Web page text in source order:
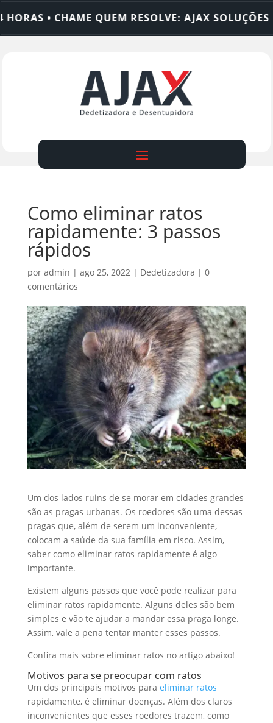
• CHAME QUEM RESOLVE: AJAX SOLUÇÕES
Como eliminar ratos
rapidamente: 3 passos
rápidos
por admin | ago 25, 2022 | Dedetizadora | 0
comentários
Um dos lados ruins de se morar em cidades grandes
são as pragas urbanas. Os roedores são uma dessas
pragas que, além de serem um inconveniente,
colocam a saúde da sua família em risco. Assim,
saber como eliminar ratos rapidamente é algo
importante.
Existem alguns passos que você pode realizar para
eliminar ratos rapidamente. Alguns deles são bem
simples e vão te ajudar a mandar essa praga longe.
Assim, vale a pena tentar manter esses passos.
Confira mais sobre eliminar ratos no artigo abaixo!
Motivos para se preocupar com ratos
Um dos principais motivos para eliminar ratos
rapidamente, é eliminar doenças. Além dos claros
inconvenientes que esses roedores trazem, como